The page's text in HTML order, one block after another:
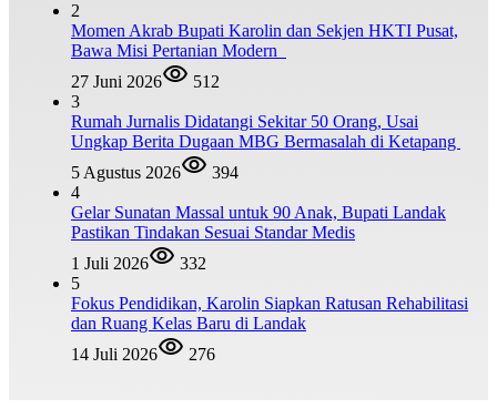
2
Momen Akrab Bupati Karolin dan Sekjen HKTI Pusat,
Bawa Misi Pertanian Modern
27 Juni 2026
512
3
Rumah Jurnalis Didatangi Sekitar 50 Orang, Usai
Ungkap Berita Dugaan MBG Bermasalah di Ketapang
5 Agustus 2026
394
4
Gelar Sunatan Massal untuk 90 Anak, Bupati Landak
Pastikan Tindakan Sesuai Standar Medis
1 Juli 2026
332
5
Fokus Pendidikan, Karolin Siapkan Ratusan Rehabilitasi
dan Ruang Kelas Baru di Landak
14 Juli 2026
276